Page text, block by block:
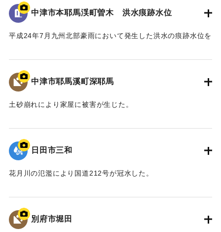
馬3橋」として全国的にも文化財的価値の高い構造物であるこ
とから、馬溪橋の架替については、文化庁の文化審議会、中
水対策については地域合意が前提」として、治水や文化財等
の学識者を交えた「山国川治水対策検討委員会」を設置し、
平成27年1月から平成28年3月にわたり、架替を含む複数の治
最終的に、「馬溪橋を存置して、河道掘削と川幅拡幅、堤
防整備を行う」治水対策案を、模型実験により地元住民と確
認し合意を経て、整備方針として決定した。
景観保全など多分野にわたる検討を、国土交通省、中津市な
平成30年11月 国土交通省山国川河川事務所
中津市
｜固有コード: 09922066
中津市本耶馬渓町曽木 洪水痕跡水位
平成24年7月九州北部豪雨において発生した洪水の痕跡水位を
青の禅海橋のたもとに設置してある。
｜固有コード: 09922065
中津市耶馬溪町深耶馬
土砂崩れにより家屋に被害が生じた。
｜固有コード:09922064
日田市三和
花月川の氾濫により国道212号が冠水した。
｜固有コード:09922063
別府市堀田